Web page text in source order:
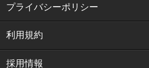
プライバシーポリシー
利用規約
採用情報